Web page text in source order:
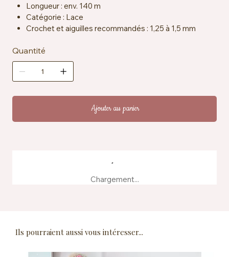
Longueur : env. 140 m
Catégorie : Lace
Crochet et aiguilles recommandés : 1,25 à 1,5 mm
Certification : EN71-3
Entretien : lavable en machine à 40 °C
Quantité
Ajouter au panier
Chargement...
Ils pourraient aussi vous intéresser...